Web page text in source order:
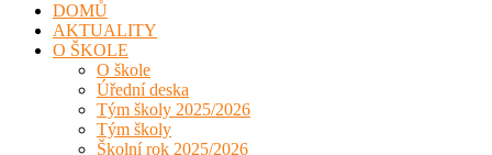
DOMŮ
AKTUALITY
O ŠKOLE
O škole
Úřední deska
Tým školy 2025/2026
Tým školy
Školní rok 2025/2026